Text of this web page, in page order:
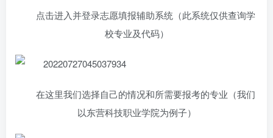
点击进入并登录志愿填报辅助系统（此系统仅供查询学
校专业及代码）
在这里我们选择自己的情况和所需要报考的专业（我们
以东营科技职业学院为例子）